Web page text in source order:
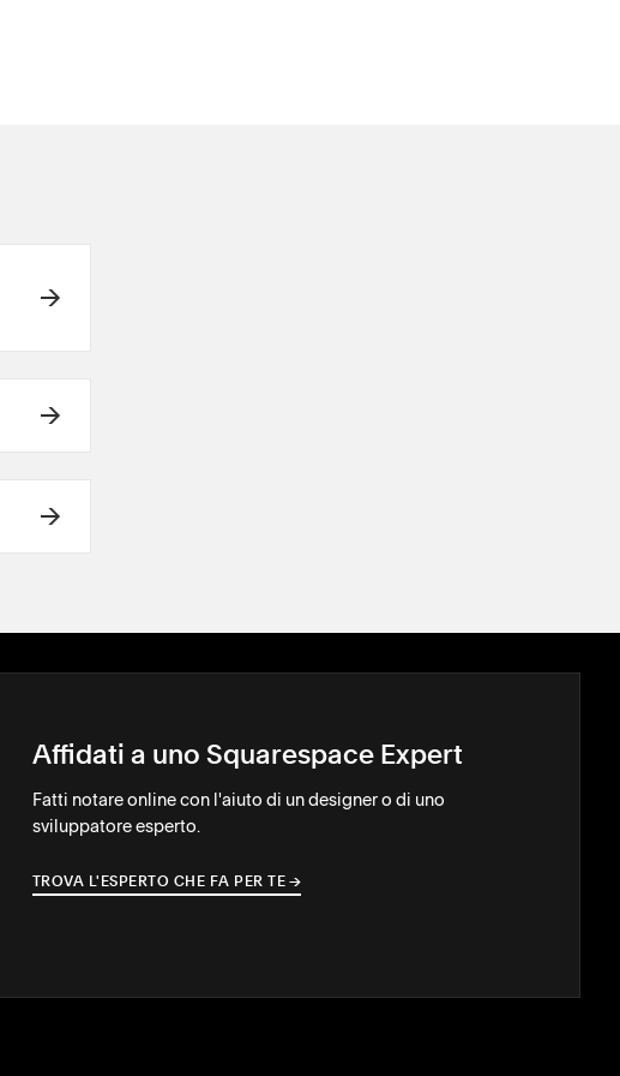
Affidati a uno Squarespace Expert
Fatti notare online con l'aiuto di un designer o di uno
sviluppatore esperto.
TROVA L'ESPERTO CHE FA PER TE →
→